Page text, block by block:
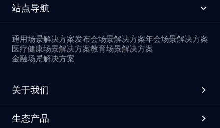
站点导航
通用场景解决方案发布会场景解决方案年会场景解决方案
医疗健康场景解决方案教育场景解决方案
金融场景解决方案
关于我们
生态产品